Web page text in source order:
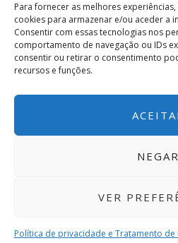
Para fornecer as melhores
cookies para armazenar e/ou aceder a
Consentir com essas tecnologias nos
comportamento de navegação ou IDs
consentir ou retirar o consentimento
recursos e funções.
NEGAR
VER
Política de privacidade e Tratamento